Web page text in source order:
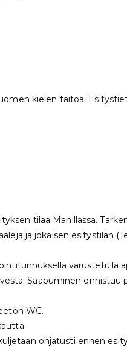
kielen taitoa.
tilaa Manillassa.
ja jokaisen esitystilan
varustetulla
Saapuminen onnistuu
WC.
ohjatusti ennen